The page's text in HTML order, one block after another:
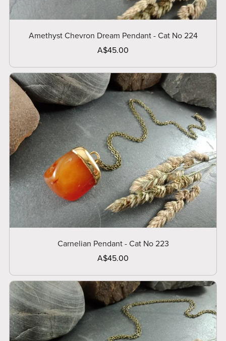
Amethyst Chevron Dream Pendant - Cat No 224
A$45.00
Carnelian Pendant - Cat No 223
A$45.00